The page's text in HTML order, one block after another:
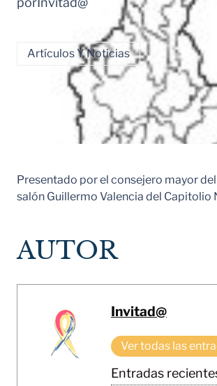
Artículos Y Noticias
Presentado por el consejero mayor
salón Guillermo Valencia del Capitolio
AUTOR
Invitad@
Ver todas las
Entradas